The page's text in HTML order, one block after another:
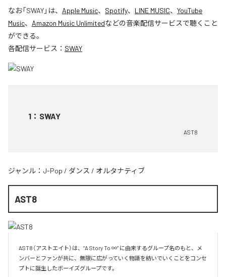
なお「SWAY」は、 Apple Music、 Spotify、 LINE MUSIC、 YouTube
Music、 Amazon Music Unlimitedなどの音楽配信サービスで聴くこと
ができる。
各配信サービス： SWAY
1 ： SWAY
AST8
ジャンル： J-Pop / ダンス / オルタナティブ
AST8
AST8（アストエイト）は、“A Story To ∞” に由来するグループ名のもと、メ
ンバーとファンが共に、無限に広がっていく物語を紡いでいくことをコンセ
プトに誕生したボーイズグループです。